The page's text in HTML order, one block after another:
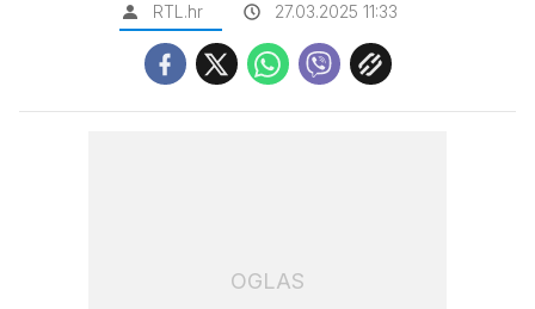
RTL.hr 27.03.2025 11:33
OGLAS